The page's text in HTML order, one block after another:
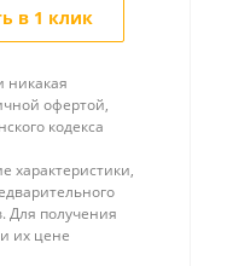
в 1 клик
никакая
офертой,
кодекса
характеристики,
Для получения
их цене